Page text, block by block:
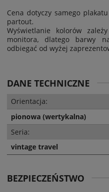
Cena dotyczy samego
partout.
Wyświetlanie kolorów
monitora, dlatego barwy
odbiegać od wyżej
DANE TECHNICZNE
Orientacja:
pionowa (wertykalna)
Seria:
vintage travel
BEZPIECZEŃSTWO